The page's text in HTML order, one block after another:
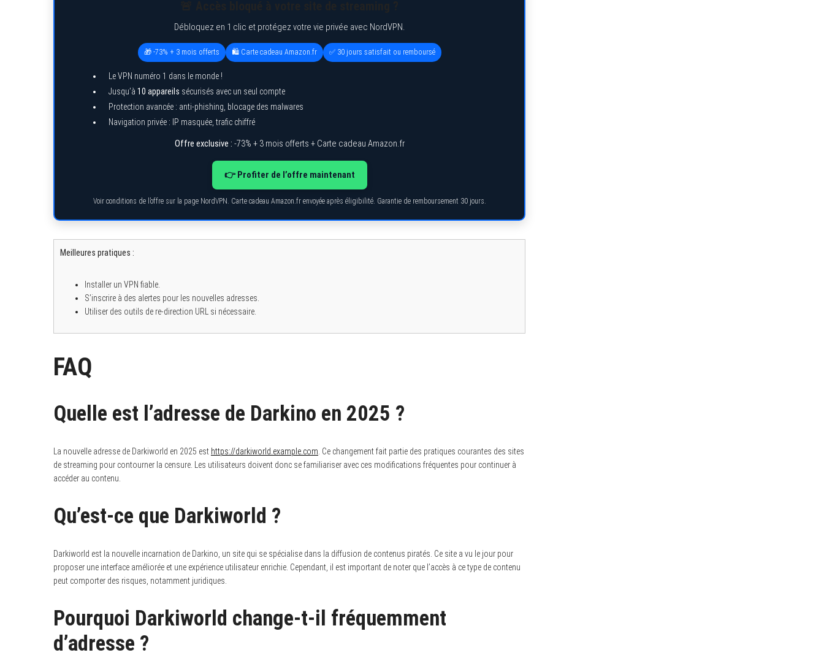
Débloquez en 1 clic et protégez votre vie privée avec NordVPN.
🎁 -73% + 3 mois offerts 🛍️ Carte cadeau Amazon.fr ✅ 30 jours satisfait ou remboursé
Le VPN numéro 1 dans le monde !
Jusqu’à 10 appareils sécurisés avec un seul compte
Protection avancée : anti-phishing, blocage des malwares
Navigation privée : IP masquée, trafic chiffré
Offre exclusive : -73% + 3 mois offerts + Carte cadeau Amazon.fr
👉 Profiter de l’offre maintenant
Voir conditions de l’offre sur la page NordVPN. Carte cadeau Amazon.fr envoyée après éligibilité. Garantie de remboursement 30 jours.
Meilleures pratiques :
Installer un VPN fiable.
S’inscrire à des alertes pour les nouvelles adresses.
Utiliser des outils de re-direction URL si nécessaire.
FAQ
Quelle est l’adresse de Darkino en 2025 ?
La nouvelle adresse de Darkiworld en 2025 est https://darkiworld.example.com . Ce changement fait partie des pratiques courantes des sites
de streaming pour contourner la censure. Les utilisateurs doivent donc se familiariser avec ces modifications fréquentes pour continuer à
accéder au contenu.
Qu’est-ce que Darkiworld ?
Darkiworld est la nouvelle incarnation de Darkino, un site qui se spécialise dans la diffusion de contenus piratés. Ce site a vu le jour pour
proposer une interface améliorée et une expérience utilisateur enrichie. Cependant, il est important de noter que l’accès à ce type de contenu
peut comporter des risques, notamment juridiques.
Pourquoi Darkiworld change-t-il fréquemment
d’adresse ?
o
: